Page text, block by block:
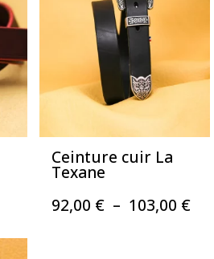
€
:
Ceinture cuir La
Texane
92,00 € – 103,00 €